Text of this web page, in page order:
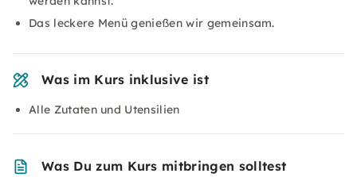
Das leckere Menü genießen wir gemeinsam.
Was im Kurs inklusive ist
Alle Zutaten und Utensilien
Was Du zum Kurs mitbringen solltest